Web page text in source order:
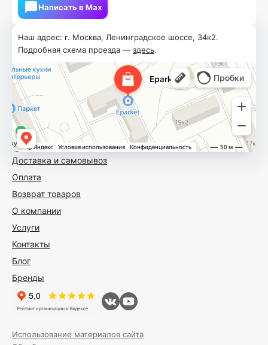
Доставка и самовывоз
Оплата
Возврат товаров
О компании
Услуги
Контакты
Блог
Бренды
Наш адрес: г. Москва, Ленинградское шоссе, 34к2.
Подробная схема проезда — здесь.
Написать в Мах
Использование материалов сайта